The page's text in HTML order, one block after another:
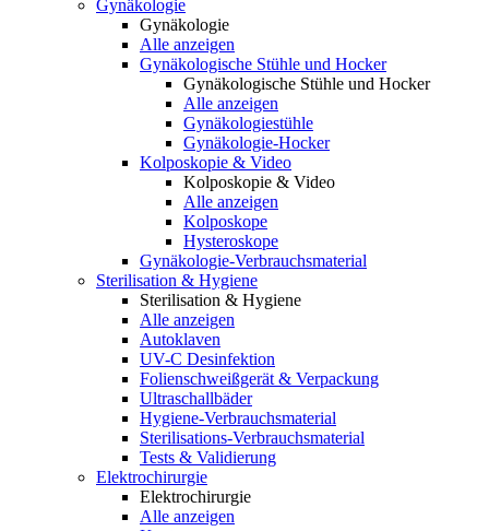
Gynäkologie
Gynäkologie
Alle anzeigen
Gynäkologische Stühle und Hocker
Gynäkologische Stühle und Hocker
Alle anzeigen
Gynäkologiestühle
Gynäkologie-Hocker
Kolposkopie & Video
Kolposkopie & Video
Alle anzeigen
Kolposkope
Hysteroskope
Gynäkologie-Verbrauchsmaterial
Sterilisation & Hygiene
Sterilisation & Hygiene
Alle anzeigen
Autoklaven
UV-C Desinfektion
Folienschweißgerät & Verpackung
Ultraschallbäder
Hygiene-Verbrauchsmaterial
Sterilisations-Verbrauchsmaterial
Tests & Validierung
Elektrochirurgie
Elektrochirurgie
Alle anzeigen